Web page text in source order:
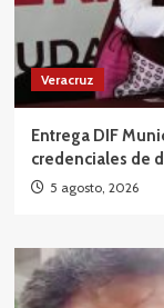
Veracruz
Entrega DIF
credenciales de
5 agosto, 2026